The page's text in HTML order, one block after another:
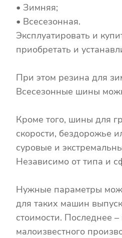
• Зимняя;
• Всесезонная.
Эксплуатировать и
приобретать и
При этом резина для
Всесезонные шины
Кроме того, шины для
скорости, бездорожье
суровые и
Независимо от типа и
Нужные параметры
для таких машин
стоимости. Последнее
малоизвестного